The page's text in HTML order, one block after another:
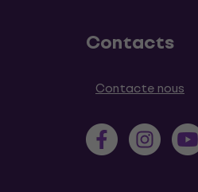
Contacts
Contacte nous